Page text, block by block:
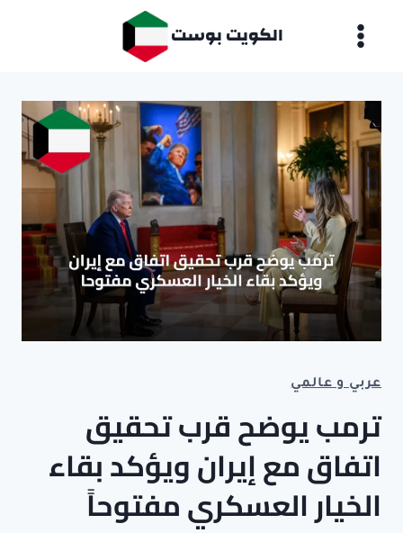
الكويت بوست
عربي و عالمي
ترمب يوضح قرب تحقيق
اتفاق مع إيران ويؤكد بقاء
الخيار العسكري مفتوحاً